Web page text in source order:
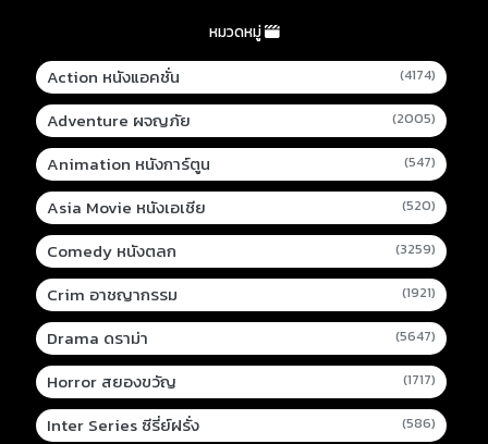
หมวดหมู่
Action หนังแอคชั่น (4174)
Adventure ผจญภัย (2005)
Animation หนังการ์ตูน (547)
Asia Movie หนังเอเชีย (520)
Comedy หนังตลก (3259)
Crim อาชญากรรม (1921)
Drama ดราม่า (5647)
Horror สยองขวัญ (1717)
Inter Series ซีรี่ย์ฝรั่ง (586)